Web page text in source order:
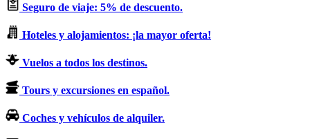
Seguro de viaje: 5% de descuento.
Hoteles y alojamientos: ¡la mayor oferta!
Vuelos a todos los destinos.
Tours y excursiones en español.
Coches y vehículos de alquiler.